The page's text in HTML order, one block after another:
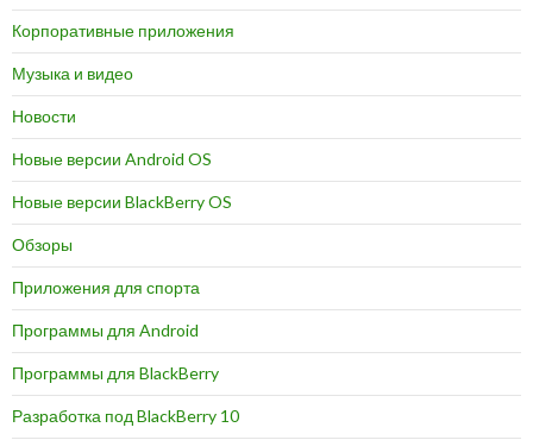
Корпоративные приложения
Музыка и видео
Новости
Новые версии Android OS
Новые версии BlackBerry OS
Обзоры
Приложения для спорта
Программы для Android
Программы для BlackBerry
Разработка под BlackBerry 10